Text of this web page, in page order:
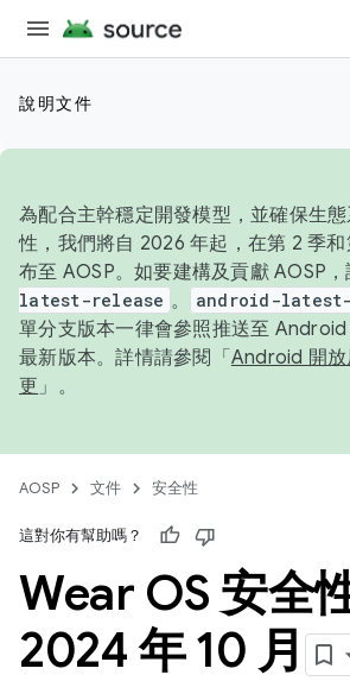
說明文件
為配合主幹穩定開發模型，並確保生
性，我們將自 2026 年起，在第 2 季
布至 AOSP。如要建構及貢獻 AOSP
latest-release 。 android-
單分支版本一律會參照推送至
最新版本。詳情請參閱「 Android 開
更 」。
AOSP 文件 安全性
這對你有幫助嗎？
Wear OS 安全
2024 年 10 月